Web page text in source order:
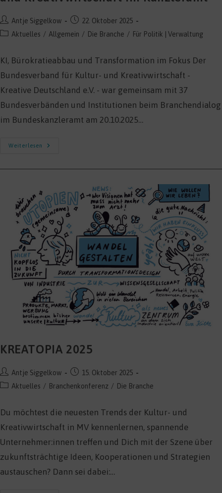
Beitrags-
Autor:
Antje Siggelkow
Beitrag
veröffentlicht:
22. Oktober 2025
Beitrags-
Aktuelles / Allgemein / Die Branche / Für Politik | Verwaltung
KI, Bürokratieabbau und Transformation im Fokus Der
Bundesverband für Kultur- und Kreativwirtschaft -
Kreative Deutschland e.V. - war gemeinsam mit 37
Bundesverbänden und Institutionen beim Branchendialog
im Bundeskanzleramt am 20.10.2025…
Weiterlesen
Spitzentreffen
Kreativwirtschaft
Im
Kanzleramt
KREATOPIA 2025
Beitrags-
Autor:
Antje Siggelkow
Beitrag
veröffentlicht:
15. Oktober 2025
Beitrags-
Aktuelles / Branchenkonferenz / Die Branche
Du möchtest die neuesten Trends der Kultur- und
Kreativwirtschaft in MV kennenlernen, spannende
Unternehmer:innen treffen und Dich mit der Szene über
zukunftsträchtige Ideen, Kooperationen und Strategien
austauschen? Dann sei dabei:…